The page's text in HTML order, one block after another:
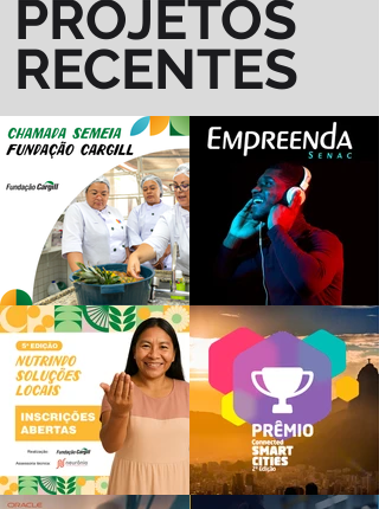
PROJETOS
RECENTES